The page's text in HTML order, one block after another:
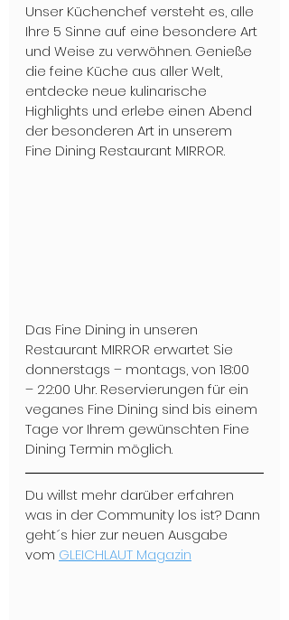
Unser Küchenchef versteht es, alle
Ihre 5 Sinne auf eine besondere Art
und Weise zu verwöhnen. Genieße
die feine Küche aus aller Welt,
entdecke neue kulinarische
Highlights und erlebe einen Abend
der besonderen Art in unserem
Fine Dining Restaurant MIRROR.
Das Fine Dining in unseren
Restaurant MIRROR erwartet Sie
donnerstags – montags, von 18:00
– 22:00 Uhr. Reservierungen für ein
veganes Fine Dining sind bis einem
Tage vor Ihrem gewünschten Fine
Dining Termin möglich.
Du willst mehr darüber erfahren
was in der Community los ist? Dann
geht´s hier zur neuen Ausgabe
vom GLEICHLAUT Magazin